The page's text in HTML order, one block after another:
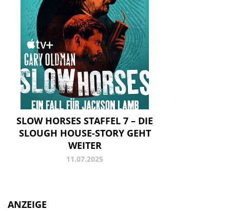
SLOW HORSES STAFFEL 7 – DIE
SLOUGH HOUSE-STORY GEHT
WEITER
11.07.2025
ANZEIGE